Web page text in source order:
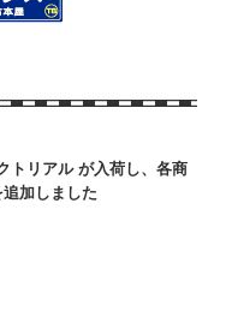
トリアル が入荷し、各商
加しました